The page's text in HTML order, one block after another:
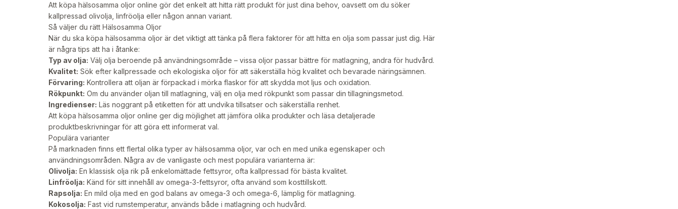
Att köpa hälsosamma oljor online gör det enkelt att hitta rätt produkt för just dina behov, oavsett om du söker
kallpressad olivolja, linfröolja eller någon annan variant.
Så väljer du rätt Hälsosamma Oljor
När du ska köpa hälsosamma oljor är det viktigt att tänka på flera faktorer för att hitta en olja som passar just dig. Här
är några tips att ha i åtanke:
Typ av olja: Välj olja beroende på användningsområde – vissa oljor passar bättre för matlagning, andra för hudvård.
Kvalitet: Sök efter kallpressade och ekologiska oljor för att säkerställa hög kvalitet och bevarade näringsämnen.
Förvaring: Kontrollera att oljan är förpackad i mörka flaskor för att skydda mot ljus och oxidation.
Rökpunkt: Om du använder oljan till matlagning, välj en olja med rökpunkt som passar din tillagningsmetod.
Ingredienser: Läs noggrant på etiketten för att undvika tillsatser och säkerställa renhet.
Att köpa hälsosamma oljor online ger dig möjlighet att jämföra olika produkter och läsa detaljerade
produktbeskrivningar för att göra ett informerat val.
Populära varianter
På marknaden finns ett flertal olika typer av hälsosamma oljor, var och en med unika egenskaper och
användningsområden. Några av de vanligaste och mest populära varianterna är:
Olivolja: En klassisk olja rik på enkelomättade fettsyror, ofta kallpressad för bästa kvalitet.
Linfröolja: Känd för sitt innehåll av omega-3-fettsyror, ofta använd som kosttillskott.
Rapsolja: En mild olja med en god balans av omega-3 och omega-6, lämplig för matlagning.
Kokosolja: Fast vid rumstemperatur, används både i matlagning och hudvård.